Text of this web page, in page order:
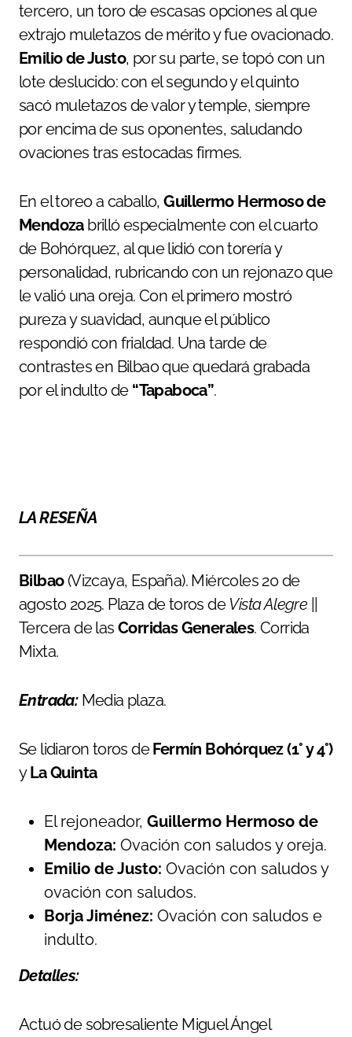
tercero, un toro de escasas opciones al que
extrajo muletazos de mérito y fue ovacionado.
Emilio de Justo, por su parte, se topó con un
lote deslucido: con el segundo y el quinto
sacó muletazos de valor y temple, siempre
por encima de sus oponentes, saludando
ovaciones tras estocadas firmes.
En el toreo a caballo,Guillermo Hermoso de
Mendozabrilló especialmente con el cuarto
de Bohórquez, al que lidió con torería y
personalidad, rubricando con un rejonazo que
le valió una oreja. Con el primero mostró
pureza y suavidad, aunque el público
respondió con frialdad. Una tarde de
contrastes en Bilbao que quedará grabada
por el indulto de “Tapaboca”.
LA RESEÑA
Bilbao(Vizcaya, España). Miércoles 20 de
agosto 2025. Plaza de toros de Vista Alegre
Tercera de lasCorridas Generales. Corrida
Mixta.
Entrada:Media plaza.
Se lidiaron toros deFermín Bohórquez (1° y 4°)
yLa Quinta
El rejoneador, Guillermo Hermoso de
Mendoza: Ovación con saludos y oreja.
Emilio de Justo: Ovación con saludos y
ovación con saludos.
Borja Jiménez: Ovación con saludos e
indulto.
Detalles:
Actuó de sobresaliente Miguel Ángel